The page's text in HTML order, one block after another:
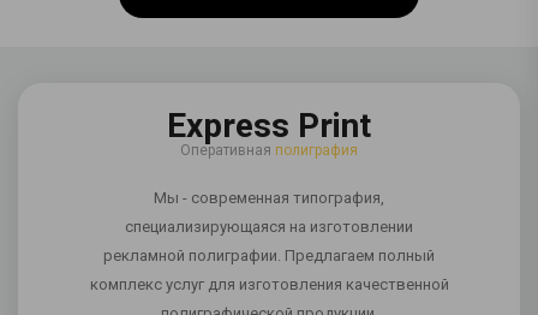
Express Print
Оперативная полиграфия
Мы - современная типография,
специализирующаяся на изготовлении
рекламной полиграфии. Предлагаем полный
комплекс услуг для изготовления качественной